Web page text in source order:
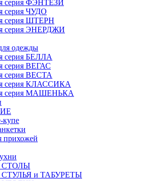
серия ФЭНТЕЗИ
серия ЧУДО
серия ШТЕРН
серия ЭНЕРДЖИ
одежды
серия БЕЛЛА
серия ВЕГАС
серия ВЕСТА
серия КЛАССИКА
серия МАШЕНЬКА
купе
прихожей
СТОЛЫ
СТУЛЬЯ и ТАБУРЕТЫ